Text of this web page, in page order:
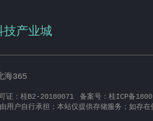
技产业城
海365
证：桂B2-20180071
备案号：桂ICP备
用户自行承担；本站仅提供存储服务；如存